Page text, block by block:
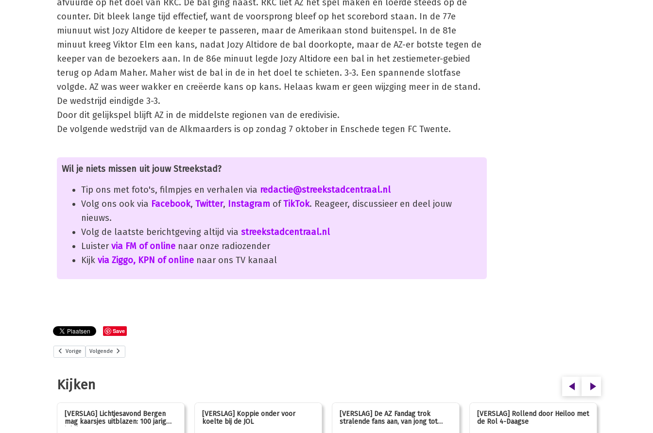
afvuurde op het doel van RKC. De bal ging naast. RKC liet AZ het spel maken en loerde steeds op de
counter. Dit bleek lange tijd effectief, want de voorsprong bleef op het scorebord staan. In de 77e
miunuut wist Jozy Altidore de keeper te passeren, maar de Amerikaan stond buitenspel. In de 81e
minuut kreeg Viktor Elm een kans, nadat Jozy Altidore de bal doorkopte, maar de AZ-er botste tegen de
keeper van de bezoekers aan. In de 86e minuut legde Jozy Altidore een bal in het zestiemeter-gebied
terug op Adam Maher. Maher wist de bal in de in het doel te schieten. 3-3. Een spannende slotfase
volgde. AZ was weer wakker en creëerde kans op kans. Helaas kwam er geen wijzging meer in de stand.
De wedstrijd eindigde 3-3.
Door dit gelijkspel blijft AZ in de middelste regionen van de eredivisie.
De volgende wedstrijd van de Alkmaarders is op zondag 7 oktober in Enschede tegen FC Twente.
Wil je niets missen uit jouw Streekstad?
Tip ons met foto's, filmpjes en verhalen via redactie@streekstadcentraal.nl
Volg ons ook via Facebook, Twitter, Instagram ofTikTok. Reageer, discussieer en deel jouw
nieuws.
Volg de laatste berichtgeving altijd via streekstadcentraal.nl
Luister via FM of online naar onze radiozender
Kijk via Ziggo, KPN of online naar ons TV kanaal
Save
Vorige Volgende
Kijken
[VERSLAG] Lichtjesavond Bergen
mag kaarsjes uitblazen: 100 jarig
[VERSLAG] Koppie onder voor
koelte bij de JOL
[VERSLAG] De AZ Fandag trok
stralende fans aan, van jong tot
[VERSLAG] Rollend door Heiloo met
de Rol 4-Daagse